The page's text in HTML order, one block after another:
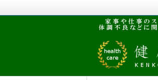
健康大学
疲れがたまって
単にでき、効果